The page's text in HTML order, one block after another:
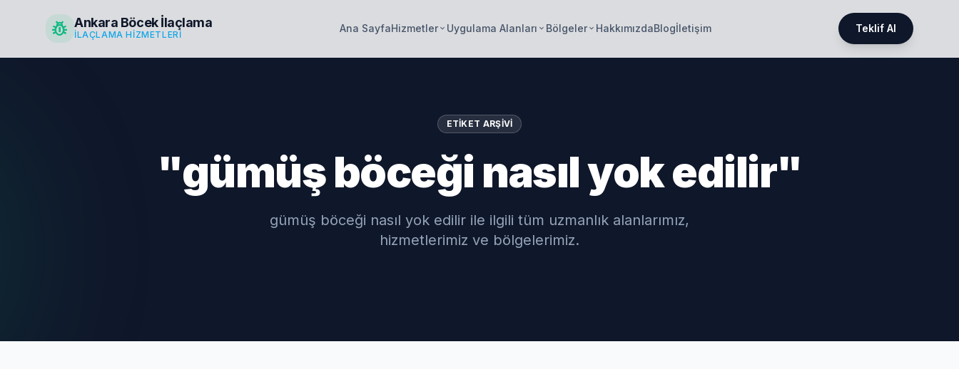
pest_control Ankara Böcek İlaçlama
İLAÇLAMA HIZMETLERI
Ana SayfaHizmetlerkeyboard_arrow_down Uygulama Alanları keyboard_arrow_down Bölgelerkeyboard_arrow_down HakkımızdaBlogİletişim Teklif Al
ETIKET ARŞIVI
"gümüş böceği nasıl yok edilir"
gümüş böceği nasıl yok edilir ile ilgili tüm uzmanlık alanlarımız,
hizmetlerimiz ve bölgelerimiz.